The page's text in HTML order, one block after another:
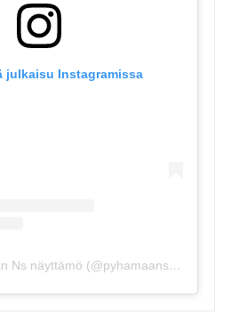
julkaisu Instagramissa
Henkilön Pyhämaan Ns näyttämö (@pyhamaansuviteatteri) jakama julkaisu